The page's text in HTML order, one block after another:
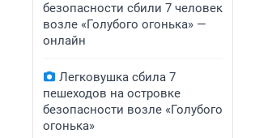
безопасности сбили 7 человек
возле «Голубого огонька» —
онлайн
Легковушка сбила 7
пешеходов на островке
безопасности возле «Голубого
огонька»